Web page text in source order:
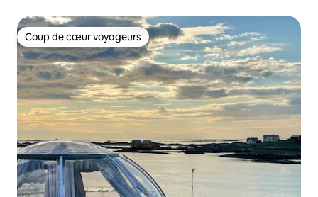
Coup de cœur voyageurs
Coup de cœur voyageurs